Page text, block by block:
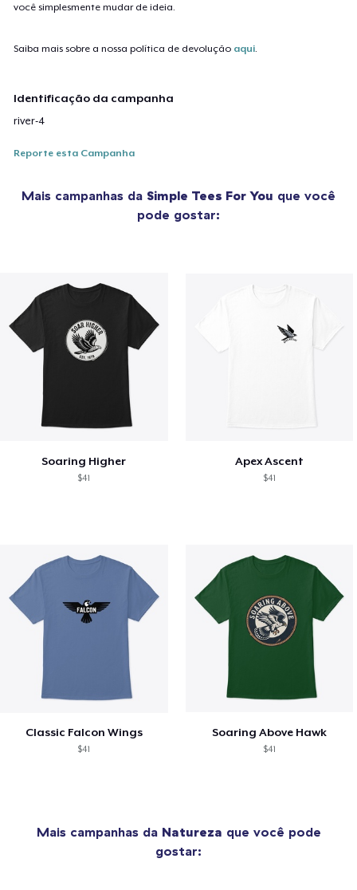
você simplesmente mudar de ideia.
Saiba mais sobre a nossa política de devolução aqui
Identificação da campanha
river-4
Reporte esta Campanha
Mais campanhas da Simple Tees For You que você
pode gostar:
Soaring Higher
$41
Apex Ascent
$41
Classic Falcon Wings
$41
Soaring Above Hawk
$41
Mais campanhas da Natureza que você pode
gostar: